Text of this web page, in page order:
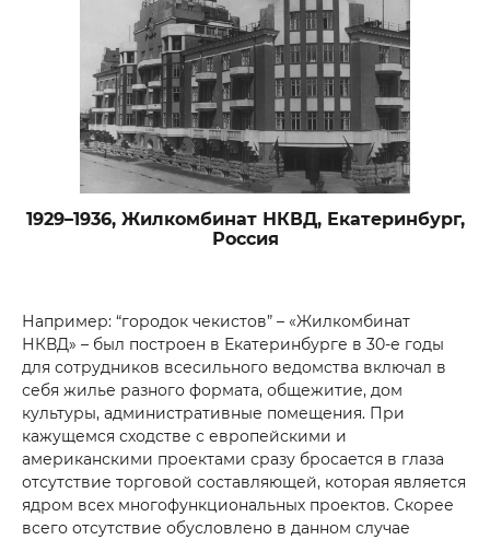
1929–1936, Жилкомбинат НКВД, Екатеринбург,
Россия
Например: “городок чекистов” – «Жилкомбинат
НКВД» – был построен в Екатеринбурге в 30-е годы
для сотрудников всесильного ведомства включал в
себя жилье разного формата, общежитие, дом
культуры, административные помещения. При
кажущемся сходстве с европейскими и
американскими проектами сразу бросается в глаза
отсутствие торговой составляющей, которая является
ядром всех многофункциональных проектов. Скорее
всего отсутствие обусловлено в данном случае